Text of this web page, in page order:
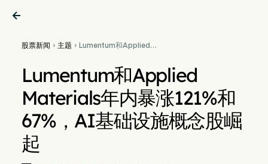

股票新闻  主题  Lumentum和Applied
67%，AI基础设施概念股崛
起
Lumentum和Applied
Materials年内暴涨121%和
67%，AI基础设施概念股崛
起